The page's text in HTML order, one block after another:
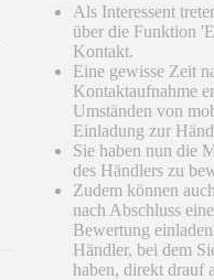
Als Interessent
über die Funktion
Kontakt.
Eine gewisse Zeit
Kontaktaufnahme
Umständen von
Einladung zur
Sie haben nun die
des Händlers zu
Zudem können
nach Abschluss
Bewertung
Händler, bei dem
haben, direkt drauf